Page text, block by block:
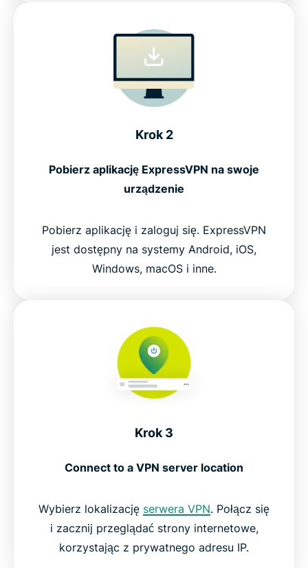
Krok 2
Pobierz aplikację ExpressVPN na swoje
urządzenie
Pobierz aplikację i zaloguj się. ExpressVPN
jest dostępny na systemy Android, iOS,
Windows, macOS i inne.
Krok 3
Connect to a VPN server location
Wybierz lokalizację serwera VPN. Połącz się
i zacznij przeglądać strony internetowe,
korzystając z prywatnego adresu IP.